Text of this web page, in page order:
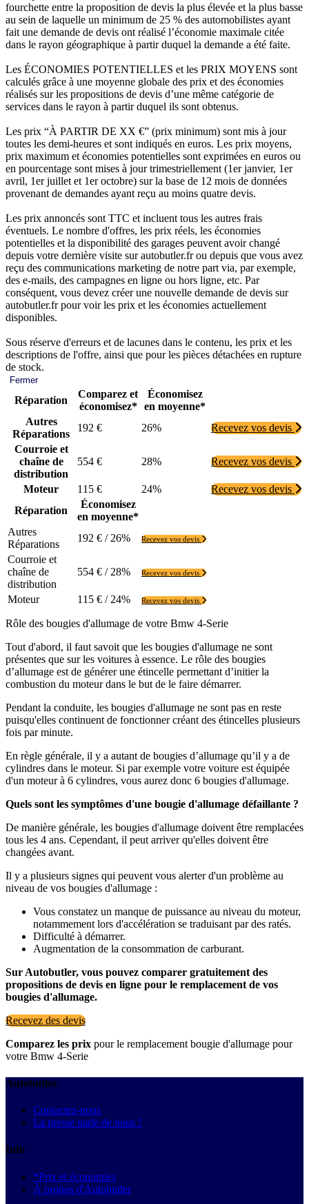
fourchette entre la proposition de devis la plus élevée et la plus basse
au sein de laquelle un minimum de 25 % des automobilistes ayant
fait une demande de devis ont réalisé l’économie maximale citée
dans le rayon géographique à partir duquel la demande a été faite.
Les ÉCONOMIES POTENTIELLES et les PRIX MOYENS sont
calculés grâce à une moyenne globale des prix et des économies
réalisés sur les propositions de devis d’une même catégorie de
services dans le rayon à partir duquel ils sont obtenus.
Les prix “À PARTIR DE XX €” (prix minimum) sont mis à jour
toutes les demi-heures et sont indiqués en euros. Les prix moyens,
prix maximum et économies potentielles sont exprimées en euros ou
en pourcentage sont mises à jour trimestriellement (1er janvier, 1er
avril, 1er juillet et 1er octobre) sur la base de 12 mois de données
provenant de demandes ayant reçu au moins quatre devis.
Les prix annoncés sont TTC et incluent tous les autres frais
éventuels. Le nombre d'offres, les prix réels, les économies
potentielles et la disponibilité des garages peuvent avoir changé
depuis votre dernière visite sur autobutler.fr ou depuis que vous avez
reçu des communications marketing de notre part via, par exemple,
des e-mails, des campagnes en ligne ou hors ligne, etc. Par
conséquent, vous devez créer une nouvelle demande de devis sur
autobutler.fr pour voir les prix et les économies actuellement
disponibles.
Sous réserve d'erreurs et de lacunes dans le contenu, les prix et les
descriptions de l'offre, ainsi que pour les pièces détachées en rupture
de stock.
Fermer
Réparation
Comparez et
économisez*
Économisez
en moyenne*
Autres
Réparations
192 € 26%
Recevez vos devis
Courroie et
chaîne de
distribution
554 € 28% Recevez vos devis
Moteur 115 € 24%
Recevez vos devis
Réparation
Économisez
en moyenne*
Autres
Réparations
192 € / 26% Recevez vos devis
Courroie et
chaîne de
distribution
554 € / 28% Recevez vos devis
Moteur 115 € / 24% Recevez vos devis
Rôle des bougies d'allumage de votre Bmw 4-Serie
Tout d'abord, il faut savoit que les bougies d'allumage ne sont
présentes que sur les voitures à essence. Le rôle des bougies
d’allumage est de générer une étincelle permettant d’initier la
combustion du moteur dans le but de le faire démarrer.
Pendant la conduite, les bougies d'allumage ne sont pas en reste
puisqu'elles continuent de fonctionner créant des étincelles plusieurs
fois par minute.
En règle générale, il y a autant de bougies d’allumage qu’il y a de
cylindres dans le moteur. Si par exemple votre voiture est équipée
d'un moteur à 6 cylindres, vous aurez donc 6 bougies d'allumage.
Quels sont les symptômes d'une bougie d'allumage défaillante ?
De manière générale, les bougies d'allumage doivent être remplacées
tous les 4 ans. Cependant, il peut arriver qu'elles doivent être
changées avant.
Il y a plusieurs signes qui peuvent vous alerter d'un problème au
niveau de vos bougies d'allumage :
Vous constatez un manque de puissance au niveau du moteur,
notammement lors d'accélération se traduisant par des ratés.
Difficulté à démarrer.
Augmentation de la consommation de carburant.
Sur Autobutler, vous pouvez comparer gratuitement des
propositions de devis en ligne pour le remplacement de vos
bougies d'allumage.
Recevez des devis
Comparez les prix pour le remplacement bougie d'allumage pour
votre Bmw 4-Serie
Autobutler
Contactez-nous
La presse parle de nous !
Info
*Prix et économies
À propos d'Autobutler